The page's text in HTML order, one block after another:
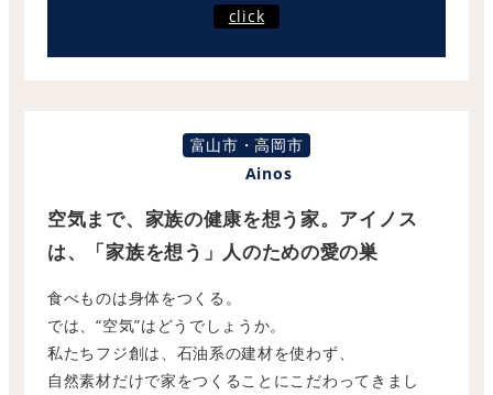
click
富山市・高岡市
Ainos
空気まで、家族の健康を想う家。アイノス
は、「家族を想う」人のための愛の巣
食べものは身体をつくる。
では、“空気”はどうでしょうか。
私たちフジ創は、石油系の建材を使わず、
自然素材だけで家をつくることにこだわってきまし